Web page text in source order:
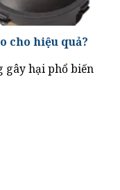
cho hiệu quả?
gây hại phổ biến